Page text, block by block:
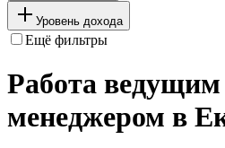
Уровень дохода
Ещё фильтры
Работа
менеджером в